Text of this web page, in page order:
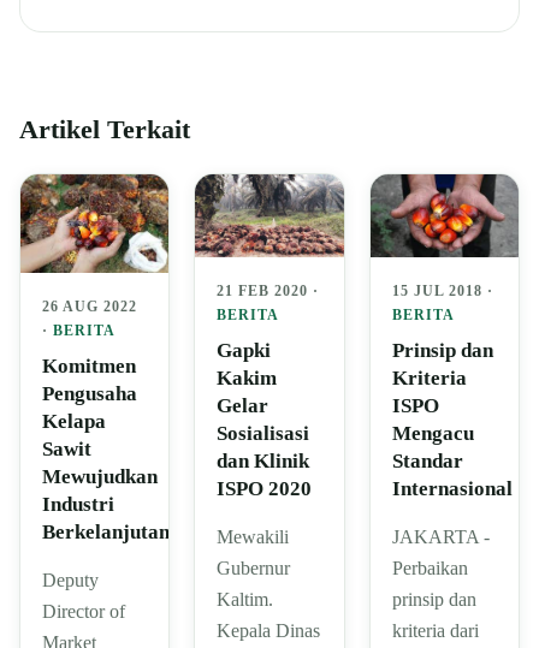
Artikel Terkait
26 AUG 2022
· BERITA
Komitmen
Pengusaha
Kelapa
Sawit
Mewujudkan
Industri
Berkelanjutan
Deputy
Director of
Market
21 FEB 2020 ·
BERITA
Gapki
Kakim
Gelar
Sosialisasi
dan Klinik
ISPO 2020
Mewakili
Gubernur
Kaltim.
Kepala Dinas
15 JUL 2018 ·
BERITA
Prinsip dan
Kriteria
ISPO
Mengacu
Standar
Internasional
JAKARTA -
Perbaikan
prinsip dan
kriteria dari